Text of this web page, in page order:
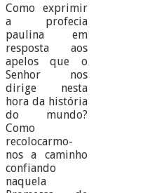
Como exprimir
a profecia
paulina em
resposta aos
apelos que o
Senhor nos
dirige nesta
hora da história
do mundo?
Como
recolocarmo-
nos a caminho
confiando
naquela